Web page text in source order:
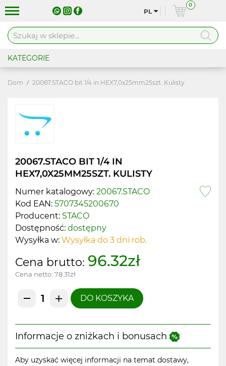
PL
0
KATEGORIE
Dom 20067.STACO bit 1/4 in HEX7,0x25mm25szt. Kulisty
20067.STACO BIT 1/4 IN
HEX7,0X25MM25SZT. KULISTY
Numer katalogowy: 20067.STACO
Kod EAN: 5707345200670
Producent: STACO
Dostępność: dostępny
Wysyłka w: Wysyłka do 3 dni rob.
Cena brutto: 96.32zł
Cena netto: 78.31zł
DO KOSZYKA
Informacje o zniżkach i bonusach
Aby uzyskać więcej informacji na temat dostawy,